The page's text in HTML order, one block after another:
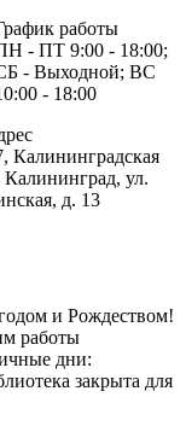
работы
- ПТ 9:00 - 18:00;
- Выходной; ВС
- 18:00
Калининградская
Калининград, ул.
д. 13
и Рождеством!
работы
дни:
закрыта для